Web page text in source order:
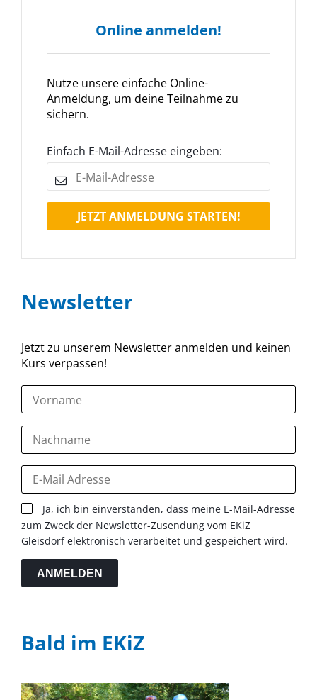
Newsletter
Jetzt zu unserem Newsletter anmelden und keinen
Kurs verpassen!
Ja, ich bin einverstanden, dass meine E-Mail-Adresse
zum Zweck der Newsletter-Zusendung vom EKiZ
Gleisdorf elektronisch verarbeitet und gespeichert wird.
ANMELDEN
Bald im EKiZ
Online anmelden!
Nutze unsere einfache Online-
Anmeldung, um deine Teilnahme zu
sichern.
Einfach E-Mail-Adresse eingeben:
JETZT ANMELDUNG STARTEN!